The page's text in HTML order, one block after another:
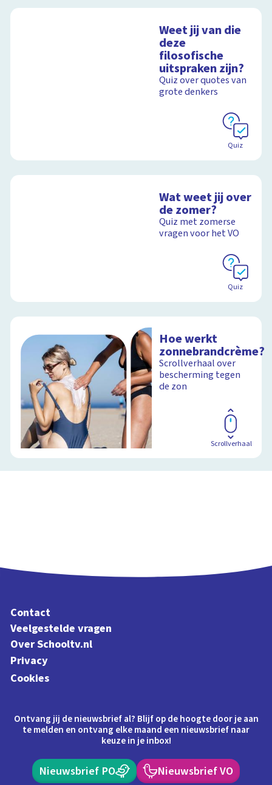
Weet jij van die
deze
filosofische
uitspraken zijn?
Quiz over quotes van
grote denkers
Quiz
Wat weet jij over
de zomer?
Quiz met zomerse
vragen voor het VO
Quiz
Hoe werkt
zonnebrandcrème?
Scrollverhaal over
bescherming tegen
de zon
Scrollverhaal
Contact
Veelgestelde vragen
Over Schooltv.nl
Privacy
Cookies
Ontvang jij de nieuwsbrief al? Blijf op de hoogte door je aan
te melden en ontvang elke maand een nieuwsbrief naar
keuze in je inbox!
Nieuwsbrief PO Nieuwsbrief VO